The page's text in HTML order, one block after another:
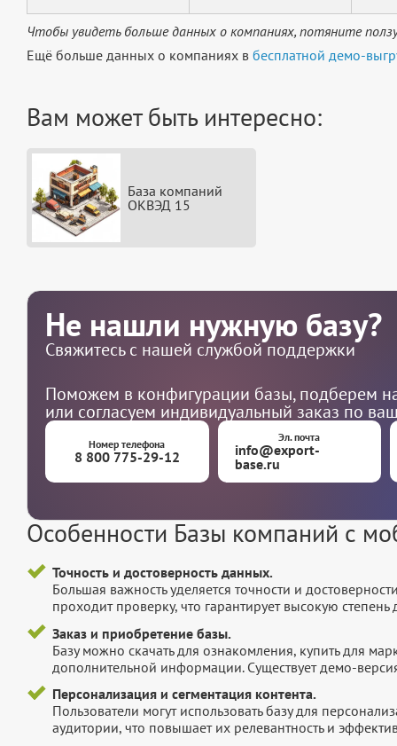
Чтобы увидеть больше данных о компаниях, потяните
Ещё больше данных о компаниях в бесплатной демо-
Вам может быть интересно:
База компаний
ОКВЭД 15
Не нашли нужную базу?
Свяжитесь с нашей службой поддержки
Поможем в конфигурации базы, подберем
или согласуем индивидуальный заказ по
Номер телефона
8 800 775-29-12
Эл. почта
info@export-
base.ru
Особенности Базы компаний с
Точность и достоверность данных.
Большая важность уделяется точности и
проходит проверку, что гарантирует высокую
Заказ и приобретение базы.
Базу можно скачать для ознакомления, купить для
дополнительной информации. Существует демо-
Персонализация и сегментация контента.
Пользователи могут использовать базу для
аудитории, что повышает их релевантность и